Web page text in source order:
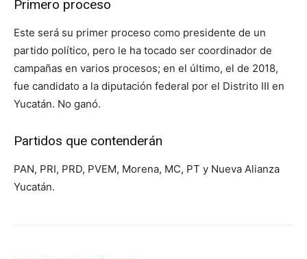
Primero proceso
Este será su primer proceso como presidente de un
partido político, pero le ha tocado ser coordinador de
campañas en varios procesos; en el último, el de 2018,
fue candidato a la diputación federal por el Distrito III en
Yucatán. No ganó.
Partidos que contenderán
PAN, PRI, PRD, PVEM, Morena, MC, PT y Nueva Alianza
Yucatán.